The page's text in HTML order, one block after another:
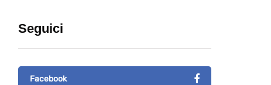
Seguici
Facebook